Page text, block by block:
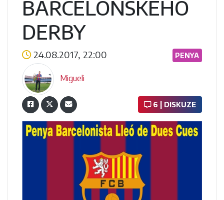
BARCELONSKÉHO
DERBY
24.08.2017, 22:00 PENYA
Migueli
6 | DISKUZE